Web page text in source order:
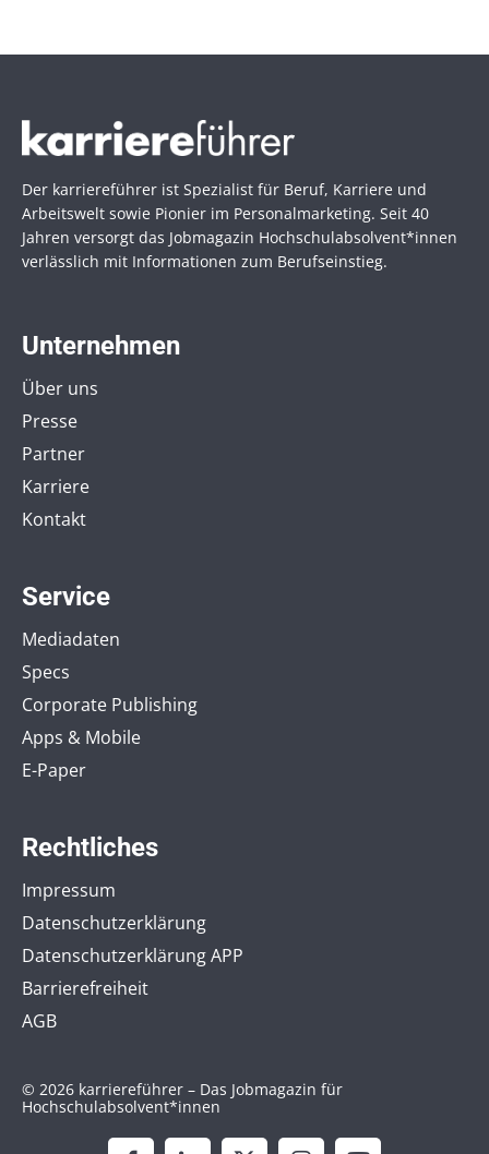
Der karriereführer ist Spezialist für Beruf, Karriere und
Arbeitswelt sowie Pionier im Personal­marketing. Seit 40
Jahren versorgt das Jobmagazin Hochschul­absolvent*innen
verlässlich mit Informationen zum Berufseinstieg.
Unternehmen
Über uns
Presse
Partner
Karriere
Kontakt
Service
Mediadaten
Specs
Corporate Publishing
Apps & Mobile
E-Paper
Rechtliches
Impressum
Datenschutzerklärung
Datenschutzerklärung APP
Barrierefreiheit
AGB
© 2026 karriereführer – Das Jobmagazin für
Hochschulabsolvent*innen